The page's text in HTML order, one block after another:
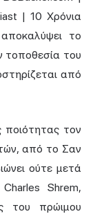
| 10 Χρόνια
το
τοποθεσία του
από
ποιότητας τον
από το Σαν
ούτε μετά
Shrem,
του πρώιμου